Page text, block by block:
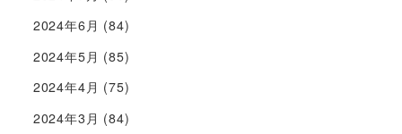
2024年6月 (84)
2024年5月 (85)
2024年4月 (75)
2024年3月 (84)